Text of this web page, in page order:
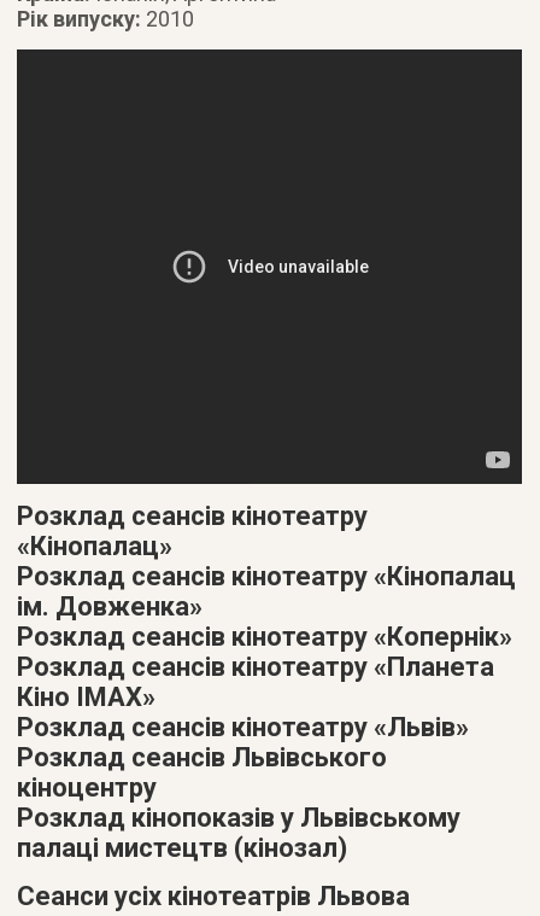
Рік випуску: 2010
Розклад сеансів кінотеатру
«Кінопалац»
Розклад сеансів кінотеатру «Кінопалац
ім. Довженка»
Розклад сеансів кінотеатру «Копернік»
Розклад сеансів кінотеатру «Планета
Кіно IMAX»
Розклад сеансів кінотеатру «Львів»
Розклад сеансів Львівського
кіноцентру
Розклад кінопоказів у Львівському
палаці мистецтв (кінозал)
Сеанси усіх кінотеатрів Львова